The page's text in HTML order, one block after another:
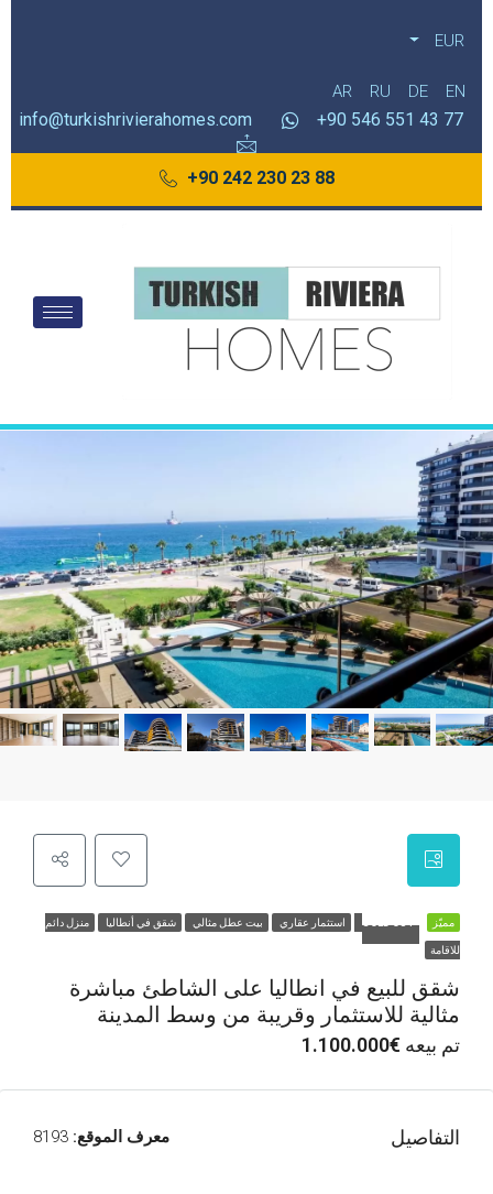
EUR
EN
DE
RU
AR
77 43 551 546 90+
info@turkishrivierahomes.com
88 23 230 242 90+
مميّز استثمار عقاري بيت عطل مثالي شقق في أنطاليا منزل دائم
للاقامة
شقق للبيع في انطاليا على الشاطئ مباشرة
مثالية للاستثمار وقريبة من وسط المدينة
تم بيعه €1.100.000
التفاصيل معرف الموقع: